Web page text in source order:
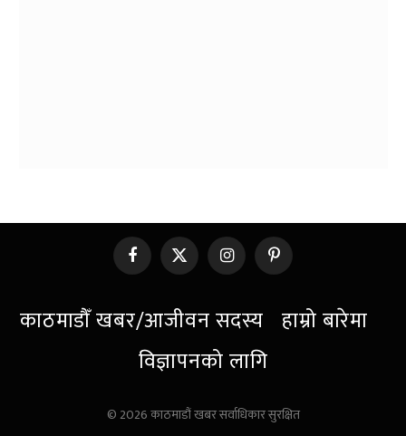
Facebook
X
(Twitter)
InstagramPinterest
काठमाडौँ खबर/आजीवन सदस्य हाम्रो बारेमा
विज्ञापनको लागि
© 2026 काठमाडौं खबर सर्वाधिकार सुरक्षित